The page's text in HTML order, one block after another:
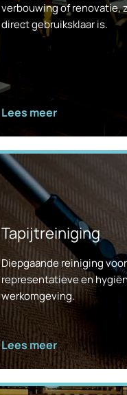
verbouwing of renovatie,
direct gebruiksklaar is.
Lees meer
Tapijtreiniging
Diepgaande reiniging
representatieve en
werkomgeving.
Lees meer